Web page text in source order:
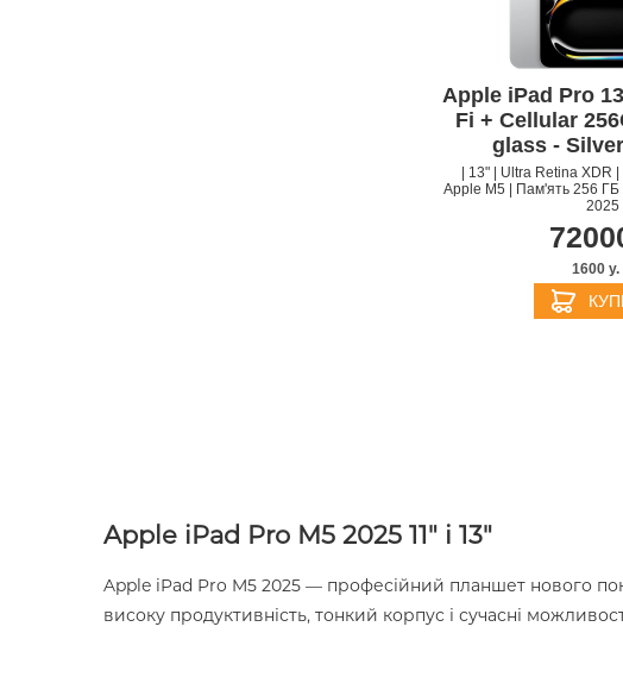
Apple iPad Pro
Fi + Cellular
glass -
| 13" | Ultra Retina XDR
Apple M5 | Пам'ять 256 ГБ
2025
1600 y.
Apple iPad Pro M5 2025 11" і 13"
Apple iPad Pro M5 2025 — професійний планшет нового
високу продуктивність, тонкий корпус і сучасні